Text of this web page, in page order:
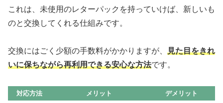
これは、未使用のレターパックを持っていけば、新しいも
のと交換してくれる仕組みです。
交換にはごく少額の手数料がかかりますが、 見た目をきれ
いに保ちながら再利用できる安心な方法です。
対応方法 メリット
デメリット